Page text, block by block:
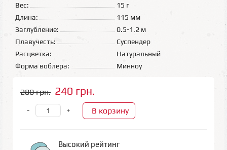
Вес:
15 г
Длина:
115 мм
Заглубление:
0.5-1.2 м
Плавучесть:
Суспендер
Расцветка:
Натуральный
Форма воблера:
Минноу
280 грн. 240 грн.
+
- В корзину
Высокий рейтинг